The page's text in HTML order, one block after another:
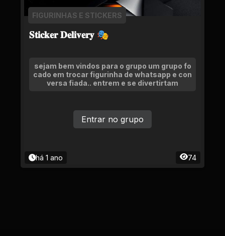
𝐒𝐭𝐢𝐜𝐤𝐞𝐫 𝐃𝐞𝐥𝐢𝐯𝐞𝐫𝐲 🎭
FIGURINHAS E STICKERS
sejam bem vindos para o grupo um grupo fo
cado em trocar figurinha de whatsapp e con
versa fiada.. entrem e se divertirtam
há 1 ano 74
Entrar no grupo